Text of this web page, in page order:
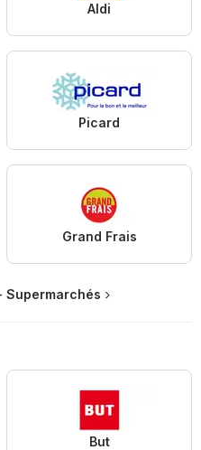
Aldi
Picard
Grand Frais
Supermarchés
But